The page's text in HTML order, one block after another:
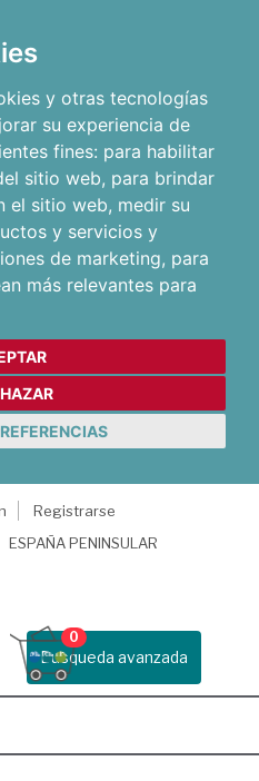
y otras tecnologías
su experiencia de
fines: para habilitar
sitio web, para brindar
el sitio web, medir su
y servicios y
de marketing, para
más relevantes para
Registrarse
ESPAÑA PENINSULAR
Busqueda avanzada
0